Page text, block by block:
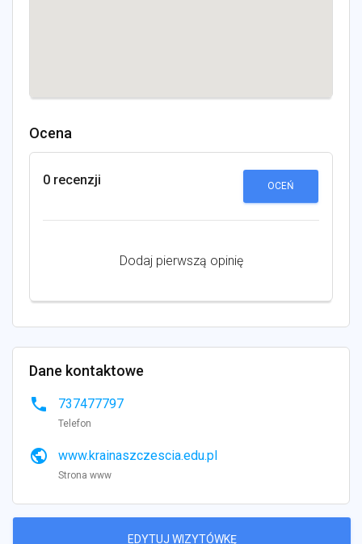
Ocena
0 recenzji OCEŃ
Dodaj pierwszą opinię
Dane kontaktowe
phone 737477797
Telefon
public www.krainaszczescia.edu.pl
Strona www
EDYTUJ WIZYTÓWKĘ